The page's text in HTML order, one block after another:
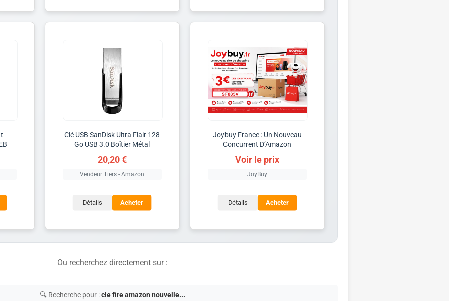
Clé USB SanDisk Ultra Flair 128
Go USB 3.0 Boîtier Métal
20,20 €
Vendeur Tiers - Amazon
Détails Acheter
Joybuy France : Un Nouveau
Concurrent D’Amazon
Voir le prix
JoyBuy
Détails Acheter
Ou recherchez directement sur :
🔍 Recherche pour :cle fire amazon nouvelle...